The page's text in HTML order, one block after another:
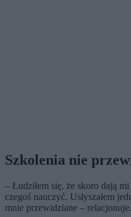
Szkolenia nie
– Łudziłem się, że skoro dają
czegoś nauczyć. Usłyszałem
mnie przewidziane – relacjonuje.